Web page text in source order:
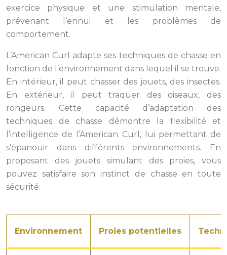
exercice physique et une stimulation mentale,
prévenant l’ennui et les problèmes de
comportement.
L’American Curl adapte ses techniques de chasse en
fonction de l’environnement dans lequel il se trouve.
En intérieur, il peut chasser des jouets, des insectes.
En extérieur, il peut traquer des oiseaux, des
rongeurs. Cette capacité d’adaptation des
techniques de chasse démontre la flexibilité et
l’intelligence de l’American Curl, lui permettant de
s’épanouir dans différents environnements. En
proposant des jouets simulant des proies, vous
pouvez satisfaire son instinct de chasse en toute
sécurité.
Environnement Proies potentielles